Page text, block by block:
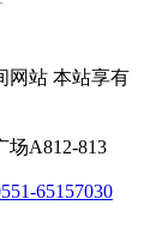
网站 本站享有
场A812-813
65157030